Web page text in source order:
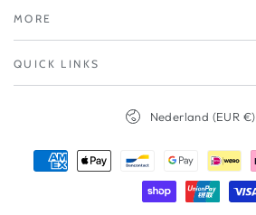
MORE
QUICK LINKS
Nederland (EUR €)
Betalingsmethoden